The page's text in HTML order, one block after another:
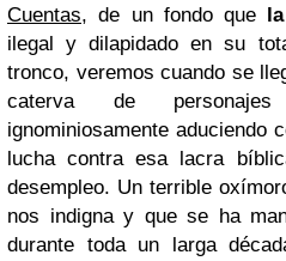
Cuentas, de un fondo que
ilegal y dilapidado en su
tronco, veremos cuando se
caterva de
ignominiosamente aduciendo
lucha contra esa lacra
desempleo. Un terrible
nos indigna y que se ha
durante toda un larga